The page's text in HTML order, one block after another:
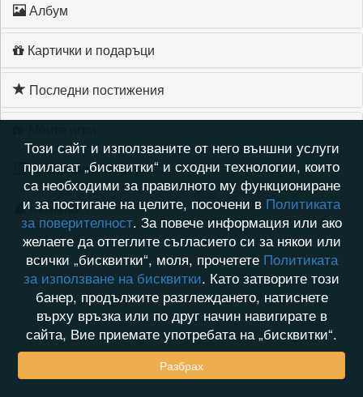
Албум
Картички и подаръци
Последни постижения
Хронология на игри
Активност
Този сайт и използваните от него външни услуги
прилагат „бисквитки“ и сходни технологии, които
са необходими за правилното му функциониране
и за постигане на целите, посочени в Политиката
за поверителност. За повече информация или ако
желаете да оттеглите съгласието си за някои или
всички „бисквитки“, моля, прочетете Политиката
за използване на бисквитки. Като затворите този
банер, продължите разглеждането, натиснете
върху връзка или по друг начин навигирате в
сайта, Вие приемате употребата на „бисквитки“.
Разбрах